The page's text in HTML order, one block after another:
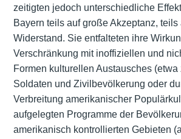
zeitigten jedoch unterschiedliche
Bayern teils auf große Akzeptanz, teils
Widerstand. Sie entfalteten ihre
Verschränkung mit inoffiziellen und
Formen kulturellen Austausches (etwa
Soldaten und Zivilbevölkerung oder
Verbreitung amerikanischer
aufgelegten Programme der
amerikanisch kontrollierten Gebieten